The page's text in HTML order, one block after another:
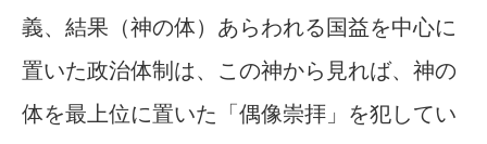
義、結果（神の体）あらわれる国益を中心に
置いた政治体制は、この神から見れば、神の
体を最上位に置いた「偶像崇拝」を犯してい